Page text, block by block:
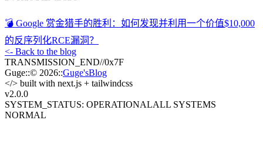
💣 Google 赏金猎手的胜利：如何发现并利用一个价值$10,000
的反序列化RCE漏洞？
<- Back to the blog
TRANSMISSION_END//0x7F
Guge::© 2026::Guge'sBlog
</> built with next.js + tailwindcss
v2.0.0
SYSTEM_STATUS: OPERATIONALALL SYSTEMS
NORMAL